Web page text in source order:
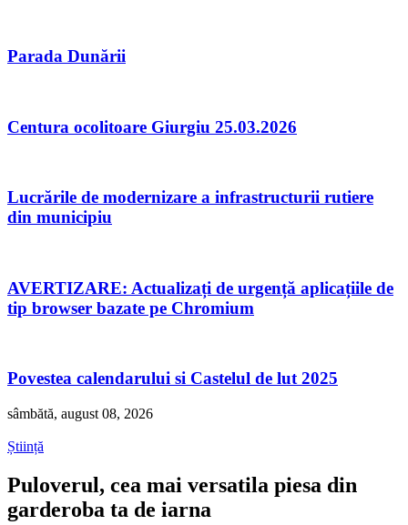
Parada Dunării
Centura ocolitoare Giurgiu 25.03.2026
Lucrările de modernizare a infrastructurii rutiere
din municipiu
AVERTIZARE: Actualizați de urgență aplicațiile de
tip browser bazate pe Chromium
Povestea calendarului si Castelul de lut 2025
sâmbătă, august 08, 2026
Știință
Puloverul, cea mai versatila piesa din
garderoba ta de iarna